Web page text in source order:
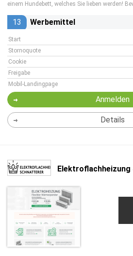
einem Hundebett, welches Sie lieben werden!
13 Werbemittel
Start
Stornoquote
Cookie
Freigabe
Mobil-Landingpage
Anmelden
Details
Elektroflachheizung